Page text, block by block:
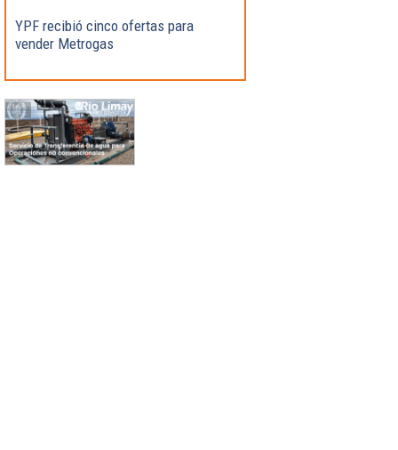
YPF recibió cinco ofertas para
vender Metrogas